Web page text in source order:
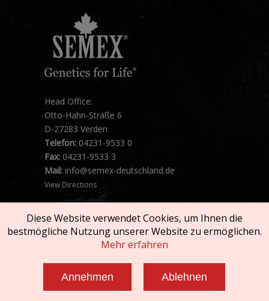
Head Office:
Otto-Hahn-Straße 6
D-27283 Verden
Telefon: 04231-9533 0
Fax: 04231-9533 3
Mail: info@semex-deutschland.de
View Directions
Impressum und AGB
Datenschutzerklärung
Diese Website verwendet Cookies, um Ihnen die
bestmögliche Nutzung unserer Website zu ermöglichen.
Mehr erfahren
Annehmen Ablehnen